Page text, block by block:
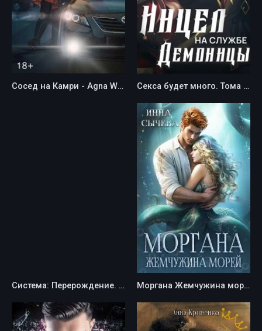
Сосед на Камри - Agna Werner Секса будет много. Тома 1 и 2 - Мэри Блум
Система: Перерождение. Часть 1 - Сия Тони Моргана Жемчужина морей - Инна Сычева